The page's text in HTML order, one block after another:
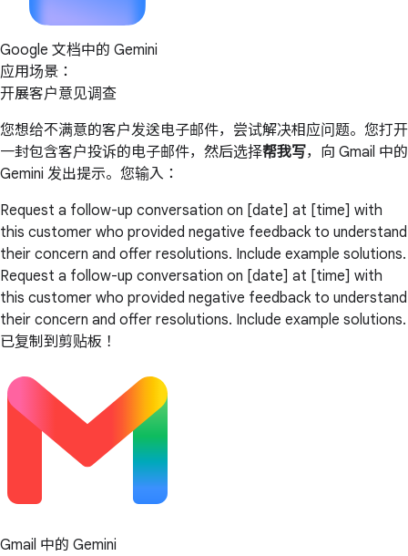
Google 文档中的 Gemini
应用场景：
开展客户意见调查
您想给不满意的客户发送电子邮件，尝试解决相应问题。您打开
一封包含客户投诉的电子邮件，然后选择帮我写，向 Gmail 中的
Gemini 发出提示。您输入：
Request a follow-up conversation on [date] at [time] with
this customer who provided negative feedback to understand
their concern and offer resolutions. Include example solutions.
Request a follow-up conversation on [date] at [time] with
this customer who provided negative feedback to understand
their concern and offer resolutions. Include example solutions.
已复制到剪贴板！
Gmail 中的 Gemini